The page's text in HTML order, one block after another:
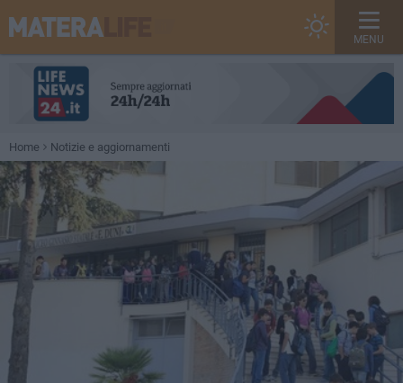
MENU
Home Notizie e aggiornamenti